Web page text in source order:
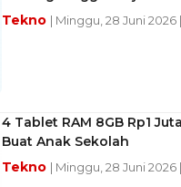
Tekno | Minggu, 28 Juni 2026
4 Tablet RAM 8GB Rp1
Buat Anak Sekolah
Tekno | Minggu, 28 Juni 2026